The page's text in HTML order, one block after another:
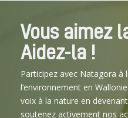
Vous aimez
Aidez-la !
Participez avec Natagora à
l’environnement en
voix à la nature en
soutenez activement nos